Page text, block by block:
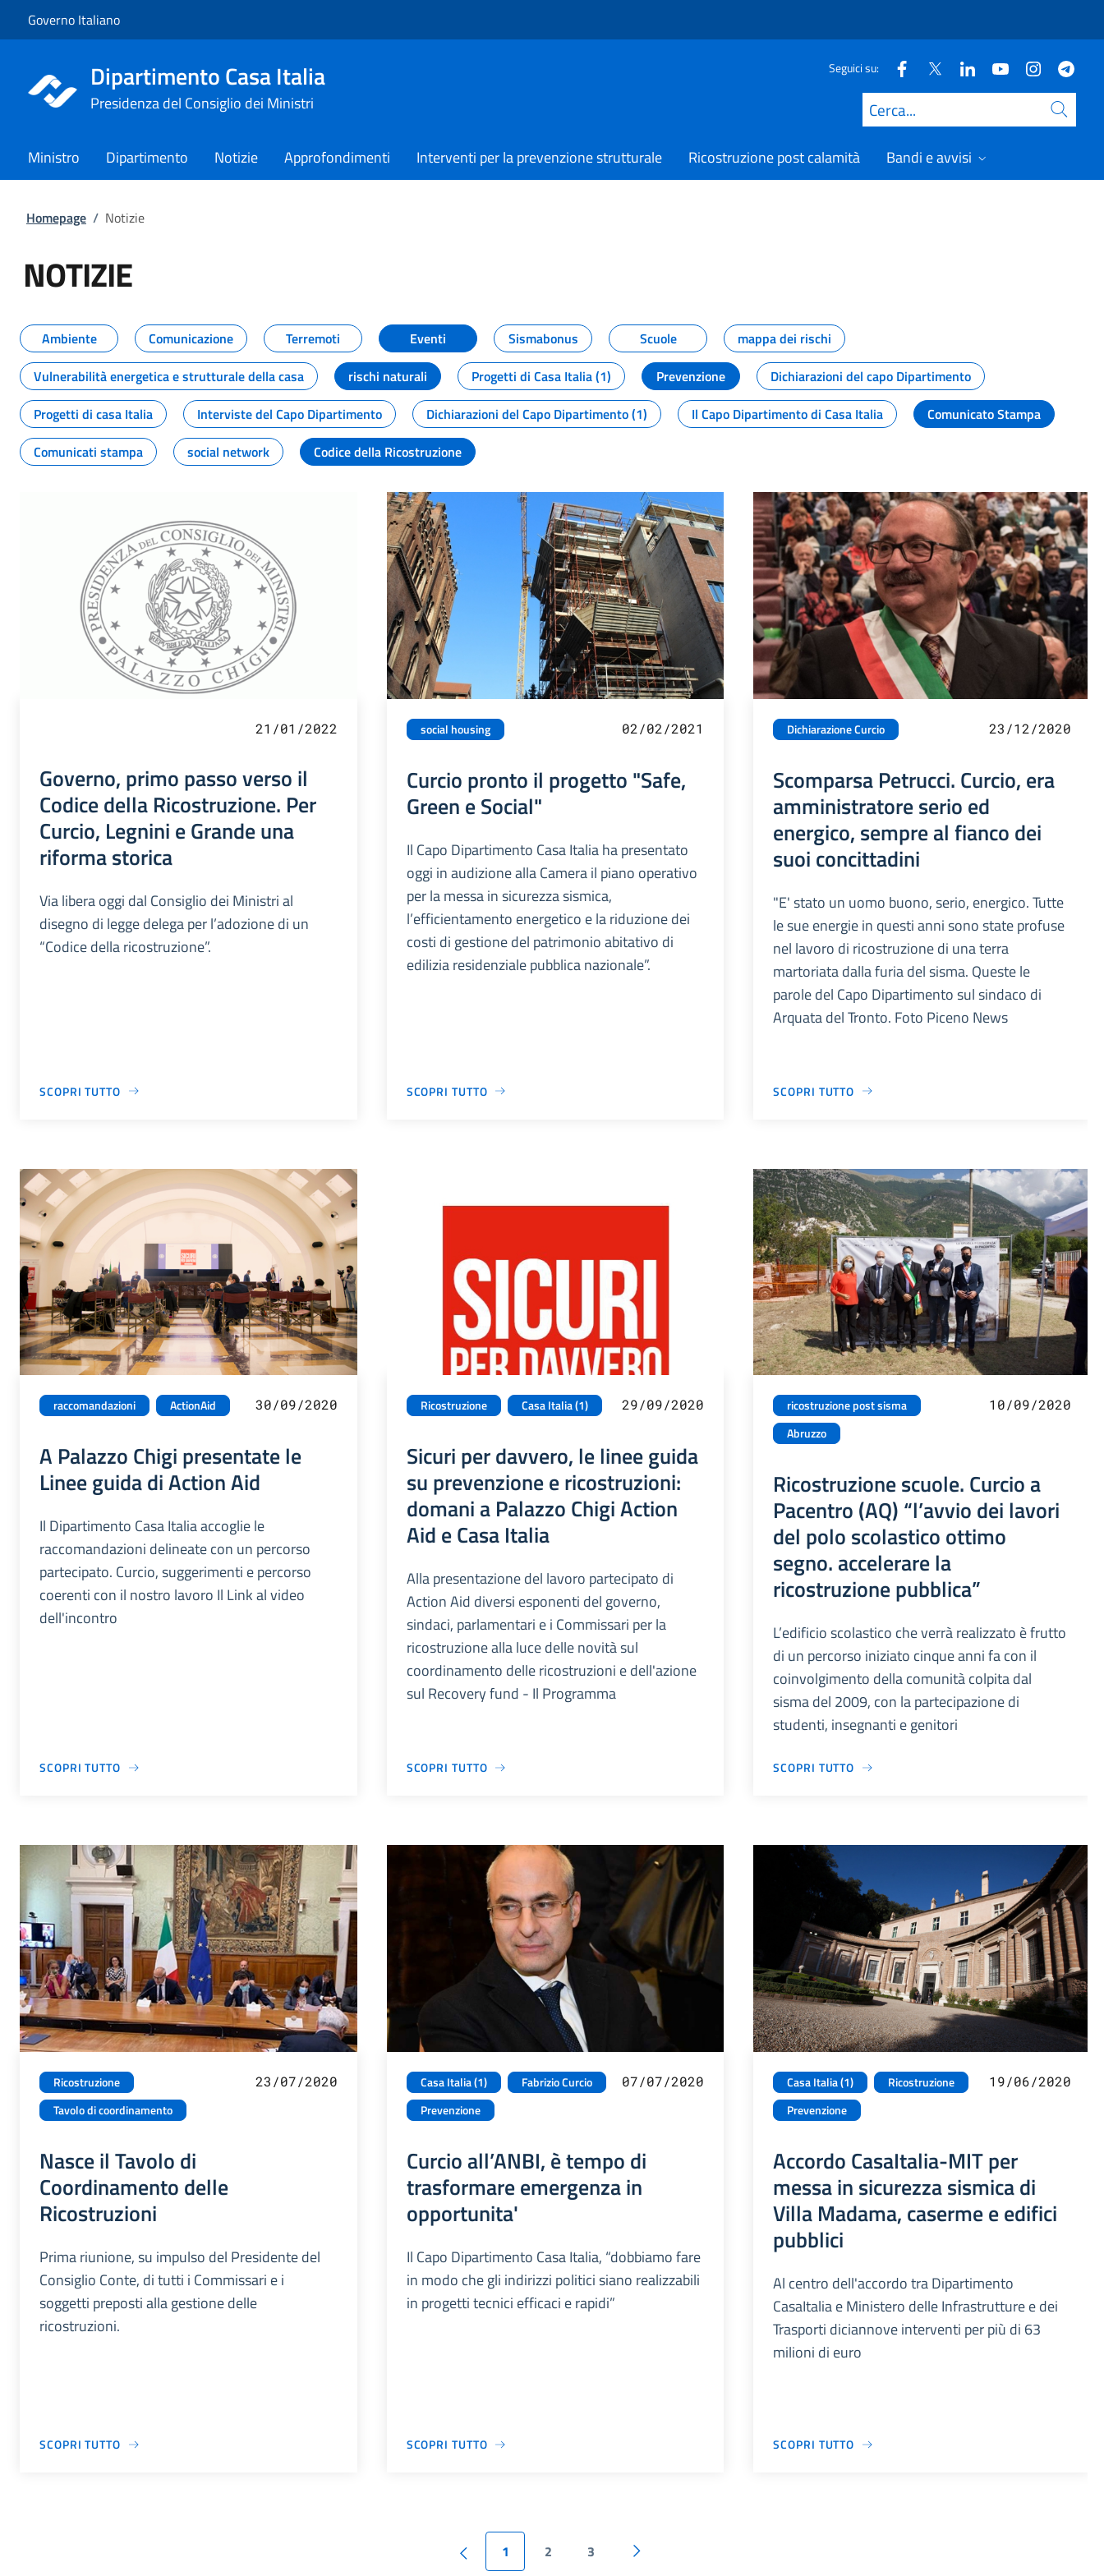
Governo Italiano
Dipartimento Casa Italia
Presidenza del Consiglio dei Ministri
Seguici su:
Cerca
Ministro Dipartimento Notizie Approfondimenti Interventi per la prevenzione strutturale Ricostruzione post calamità Bandi e avvisi
Homepage / Notizie
NOTIZIE
Tutti i contenuti della pagina NOTIZIE
Ambiente Comunicazione Terremoti Eventi Sismabonus Scuole
mappa dei rischi
Vulnerabilità energetica e strutturale della casa
rischi naturali Progetti di Casa Italia (1) Prevenzione
Dichiarazioni del capo Dipartimento
Progetti di casa Italia
Interviste del Capo Dipartimento Dichiarazioni del Capo Dipartimento (1) Il Capo Dipartimento di Casa Italia
Comunicato Stampa
Comunicati stampa
social network Codice della Ricostruzione
21/01/2022
Governo, primo passo verso il
Codice della Ricostruzione. Per
Curcio, Legnini e Grande una
riforma storica
Via libera oggi dal Consiglio dei Ministri al
disegno di legge delega per l’adozione di un
“Codice della ricostruzione”.
SCOPRI TUTTO
social housing 02/02/2021
Curcio pronto il progetto "Safe,
Green e Social"
Il Capo Dipartimento Casa Italia ha presentato
oggi in audizione alla Camera il piano operativo
per la messa in sicurezza sismica,
l’efficientamento energetico e la riduzione dei
costi di gestione del patrimonio abitativo di
edilizia residenziale pubblica nazionale”.
SCOPRI TUTTO
Dichiarazione Curcio 23/12/2020
Scomparsa Petrucci. Curcio, era
amministratore serio ed
energico, sempre al fianco dei
suoi concittadini
"E' stato un uomo buono, serio, energico. Tutte
le sue energie in questi anni sono state profuse
nel lavoro di ricostruzione di una terra
martoriata dalla furia del sisma. Queste le
parole del Capo Dipartimento sul sindaco di
Arquata del Tronto. Foto Piceno News
SCOPRI TUTTO
raccomandazioni ActionAid 30/09/2020
A Palazzo Chigi presentate le
Linee guida di Action Aid
Il Dipartimento Casa Italia accoglie le
raccomandazioni delineate con un percorso
partecipato. Curcio, suggerimenti e percorso
coerenti con il nostro lavoro Il Link al video
dell'incontro
SCOPRI TUTTO
Ricostruzione Casa Italia (1) 29/09/2020
Sicuri per davvero, le linee guida
su prevenzione e ricostruzioni:
domani a Palazzo Chigi Action
Aid e Casa Italia
Alla presentazione del lavoro partecipato di
Action Aid diversi esponenti del governo,
sindaci, parlamentari e i Commissari per la
ricostruzione alla luce delle novità sul
coordinamento delle ricostruzioni e dell'azione
sul Recovery fund - Il Programma
SCOPRI TUTTO
ricostruzione post sisma
Abruzzo
10/09/2020
Ricostruzione scuole. Curcio a
Pacentro (AQ) “l’avvio dei lavori
del polo scolastico ottimo
segno. accelerare la
ricostruzione pubblica”
L’edificio scolastico che verrà realizzato è frutto
di un percorso iniziato cinque anni fa con il
coinvolgimento della comunità colpita dal
sisma del 2009, con la partecipazione di
studenti, insegnanti e genitori
SCOPRI TUTTO
Ricostruzione
Tavolo di coordinamento
23/07/2020
Nasce il Tavolo di
Coordinamento delle
Ricostruzioni
Prima riunione, su impulso del Presidente del
Consiglio Conte, di tutti i Commissari e i
soggetti preposti alla gestione delle
ricostruzioni.
SCOPRI TUTTO
Casa Italia (1)
Fabrizio Curcio
Prevenzione
07/07/2020
Curcio all’ANBI, è tempo di
trasformare emergenza in
opportunita'
Il Capo Dipartimento Casa Italia, “dobbiamo fare
in modo che gli indirizzi politici siano realizzabili
in progetti tecnici efficaci e rapidi”
SCOPRI TUTTO
Casa Italia (1)
Ricostruzione
Prevenzione
19/06/2020
Accordo CasaItalia-MIT per
messa in sicurezza sismica di
Villa Madama, caserme e edifici
pubblici
Al centro dell'accordo tra Dipartimento
CasaItalia e Ministero delle Infrastrutture e dei
Trasporti diciannove interventi per più di 63
milioni di euro
SCOPRI TUTTO
1 2 3